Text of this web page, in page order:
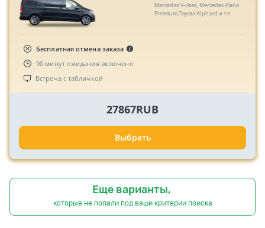
Mercedes V-class, Mercedes Viano
Premium,Toyota Alphard и т.п.
Бесплатная отмена заказа
90 минут ожидания включено
Встреча с табличкой
27867RUB
Выбрать
Еще варианты,
которые не попали под ваши критерии поиска